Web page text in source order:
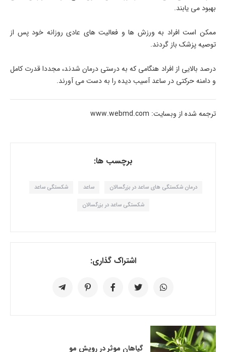
بهبود می یابند.
ممکن است افراد به ورزش ها و فعالیت های عادی روزانه خود پس از
توصیه پزشک باز گردند.
درصد بالایی از افراد هنگامی که به درستی درمان شدند، مجددا قدرت کامل
و دامنه حرکتی در ساعد آسیب دیده را به دست می آورند.
ترجمه شده از وبسایت: www.webmd.com
برچسب ها:
درمان شکستگی های ساعد در بزرگسالان ساعد شکستگی ساعد
شکستگی ساعد در بزرگسالان
اشتراک گذاری:
گیاهان موثر در رویش مو